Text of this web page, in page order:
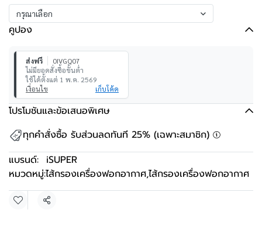
กรุณาเลือก
คูปอง
ส่งฟรี
0IVGQ07
ไม่มียอดสั่งซื้อขั้นต่ำ
ใช้ได้ตั้งแต่ 1 พ.ค. 2569
เงื่อนไข
เก็บโค้ด
โปรโมชันและข้อเสนอพิเศษ
ทุกคำสั่งซื้อ รับส่วนลดทันที 25% (เฉพาะสมาชิก)
แบรนด์: iSUPER
หมวดหมู่:ไส้กรองเครื่องฟอกอากาศ,ไส้กรองเครื่องฟอกอากาศ
แชร์